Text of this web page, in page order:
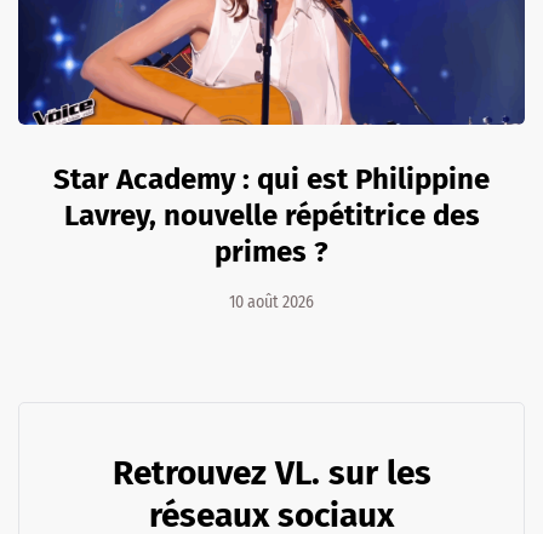
Star Academy : qui est Philippine
Lavrey, nouvelle répétitrice des
primes ?
10 août 2026
Retrouvez VL. sur les
réseaux sociaux